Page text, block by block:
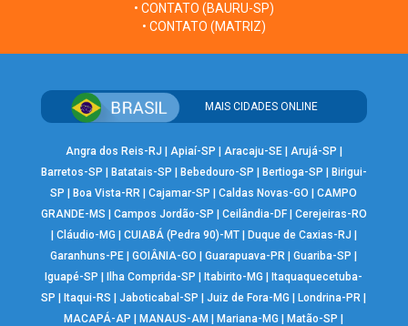
• CONTATO (BAURU-SP)
• CONTATO (MATRIZ)
MAIS CIDADES ONLINE
Angra dos Reis-RJ | Apiaí-SP | Aracaju-SE| Arujá-SP |
Barretos-SP | Batatais-SP | Bebedouro-SP | Bertioga-SP | Birigui-
SP |Boa Vista-RR |Cajamar-SP |Caldas Novas-GO |CAMPO
GRANDE-MS | Campos Jordão-SP | Ceilândia-DF| Cerejeiras-RO
| Cláudio-MG | CUIABÁ (Pedra 90)-MT| Duque de Caxias-RJ |
Garanhuns-PE |GOIÂNIA-GO |Guarapuava-PR |Guariba-SP |
Iguapé-SP |Ilha Comprida-SP |Itabirito-MG |Itaquaquecetuba-
SP |Itaqui-RS |Jaboticabal-SP |Juiz de Fora-MG |Londrina-PR |
MACAPÁ-AP |MANAUS-AM |Mariana-MG |Matão-SP |